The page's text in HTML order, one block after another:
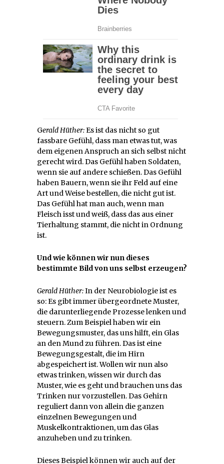
Gerald Hüther:Es ist das nicht so gut
fassbare Gefühl, dass man etwas tut, was
dem eigenen Anspruch an sich selbst nicht
gerecht wird. Das Gefühl haben Soldaten,
wenn sie auf andere schießen. Das Gefühl
haben Bauern, wenn sie ihr Feld auf eine
Art und Weise bestellen, die nicht gut ist.
Das Gefühl hat man auch, wenn man
Fleisch isst und weiß, dass das aus einer
Tierhaltung stammt, die nicht in Ordnung
ist.
Und wie können wir nun dieses
bestimmte Bild von uns selbst erzeugen?
Gerald Hüther:In der Neurobiologie ist es
so: Es gibt immer übergeordnete Muster,
die darunterliegende Prozesse lenken und
steuern. Zum Beispiel haben wir ein
Bewegungsmuster, das uns hilft, ein Glas
an den Mund zu führen. Das ist eine
Bewegungsgestalt, die im Hirn
abgespeichert ist. Wollen wir nun also
etwas trinken, wissen wir durch das
Muster, wie es geht und brauchen uns das
Trinken nur vorzustellen. Das Gehirn
reguliert dann von allein die ganzen
einzelnen Bewegungen und
Muskelkontraktionen, um das Glas
anzuheben und zu trinken.
Dieses Beispiel können wir auch auf der